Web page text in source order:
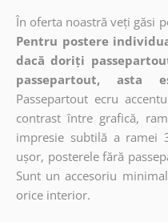
În oferta noastră veți găsi
Pentru postere
dacă doriți
passepartout,
Passepartout ecru
contrast între grafică,
impresie subtilă a ramei
ușor, posterele fără
Sunt un accesoriu
orice interior.